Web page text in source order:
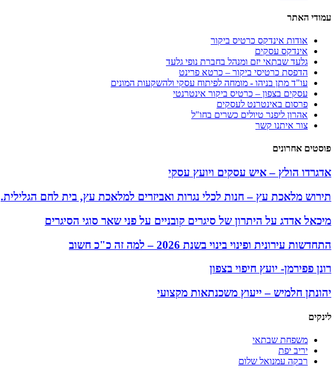
עמודי האתר
אודות אינדקס כרטיס ביקור
אינדקס עסקים
גלעד שבתאי יזם ומנהל בחברת נופי גלעד
הדפסת כרטיסי ביקור – כרטא פרינט
עו"ד מתן בניהו - מומחה לפיתוח עסקי ולהשקעות המונים
עסקים בצפון – כרטיס ביקור אינטרנטי
פרסום באינטרנט לעסקים
אהרון ליפנר טיולים כשרים בחו"ל
צור איתנו קשר
פוסטים אחרונים
אדגרדו הולץ – איש עסקים ויועץ עסקי
תירוש מלאכת עץ – חנות לכלי נגרות ואביזרים למלאכת עץ, בית לחם הגלילית.
מיכאל אדדג על היתרון של סיגרים קובניים על פני שאר סוגי הסיגרים
התחדשות עירונית ופינוי בינוי בשנת 2026 – למה זה כ"כ חשוב
רונן פפירמן- יועץ חיפוי בצפון
יהונתן חלמיש – ייעוץ משכנתאות מקצועי
לינקים
משפחת שבתאי
יריב יפת
רבקה עמנואל שלום